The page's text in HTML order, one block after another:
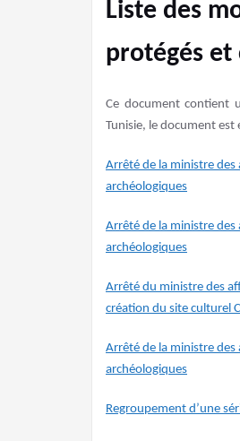
Liste des
protégés et
Ce document contient
Tunisie, le document est
Arrêté de la ministre
archéologiques
Arrêté de la ministre
archéologiques
Arrêté du ministre des
création du site culturel
Arrêté de la ministre
archéologiques
Regroupement d’une